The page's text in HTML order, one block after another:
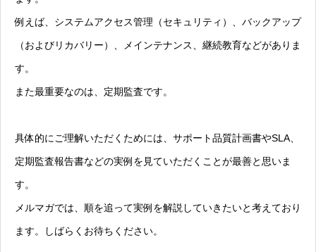
例えば、システムアクセス管理（セキュリティ）、バックアップ
（およびリカバリー）、メインテナンス、継続教育などがありま
す。
また最重要なのは、定期監査です。
具体的にご理解いただくためには、サポート品質計画書やSLA、
定期監査報告書などの実例を見ていただくことが最善と思いま
す。
メルマガでは、順を追って実例を解説していきたいと考えており
ます。しばらくお待ちください。